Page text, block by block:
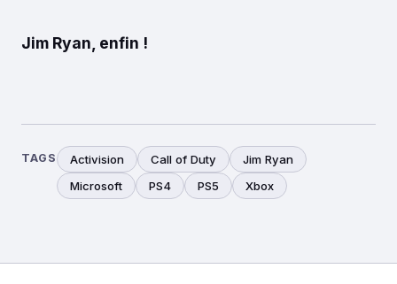
Jim Ryan, enfin !
TAGS Activision Call of Duty
Jim Ryan
Microsoft
PS4 PS5 Xbox